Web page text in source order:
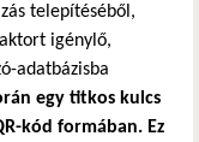
telepítéséből,
igénylő,
adatbázisba
egy titkos kulcs
kód formában. Ez